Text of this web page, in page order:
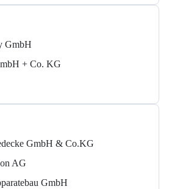
GmbH
+ Co. KG
GmbH & Co.KG
AG
GmbH